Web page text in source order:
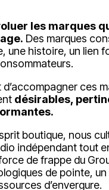
les marques
Des marques
une histoire, un lien
ces
désirables,
boutique, nous
indépendant tout
de frappe du
de pointe, un
d’envergure.